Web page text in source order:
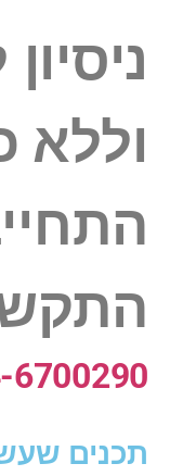
וללא
6700290
תכנים